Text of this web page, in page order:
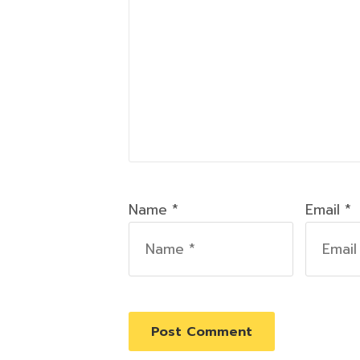
Name * Email *